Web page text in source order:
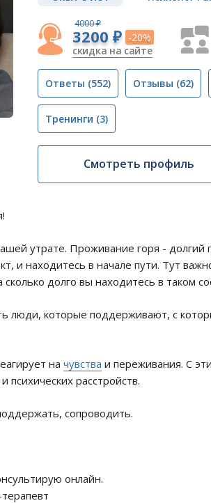
4000 ₽
3200 ₽ -20%
скидка на сайте
Ответы (552) Отзывы (62)
Тренинги (3)
Смотреть профиль
утрате. Проживание горя -
и находитесь в начале пути. Тут
долго вы находитесь в таком
люди, которые поддерживают, с
на чувства и переживания. С
психических расстройств.
сопроводить.
онлайн.